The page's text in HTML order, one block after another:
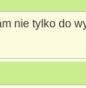
nie tylko do